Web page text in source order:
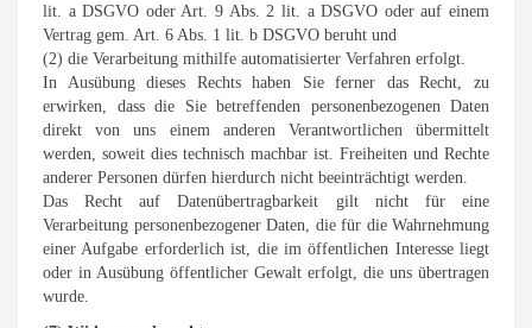
lit. a DSGVO oder Art. 9 Abs. 2 lit. a DSGVO oder auf einem
Vertrag gem. Art. 6 Abs. 1 lit. b DSGVO beruht und
(2) die Verarbeitung mithilfe automatisierter Verfahren erfolgt.
In Ausübung dieses Rechts haben Sie ferner das Recht, zu
erwirken, dass die Sie betreffenden personenbezogenen Daten
direkt von uns einem anderen Verantwortlichen übermittelt
werden, soweit dies technisch machbar ist. Freiheiten und Rechte
anderer Personen dürfen hierdurch nicht beeinträchtigt werden.
Das Recht auf Datenübertragbarkeit gilt nicht für eine
Verarbeitung personenbezogener Daten, die für die Wahrnehmung
einer Aufgabe erforderlich ist, die im öffentlichen Interesse liegt
oder in Ausübung öffentlicher Gewalt erfolgt, die uns übertragen
wurde.